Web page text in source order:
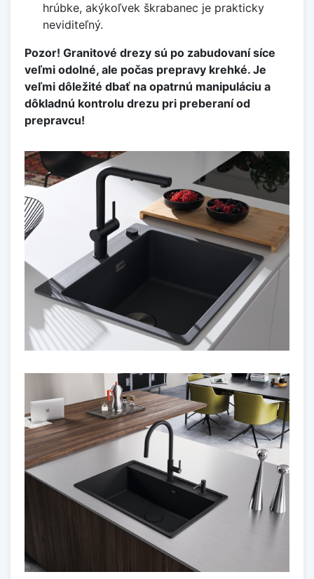
hrúbke, akýkoľvek škrabanec je prakticky
neviditeľný.
Pozor! Granitové drezy sú po zabudovaní síce
veľmi odolné, ale počas prepravy krehké. Je
veľmi dôležité dbať na opatrnú manipuláciu a
dôkladnú kontrolu drezu pri preberaní od
prepravcu!